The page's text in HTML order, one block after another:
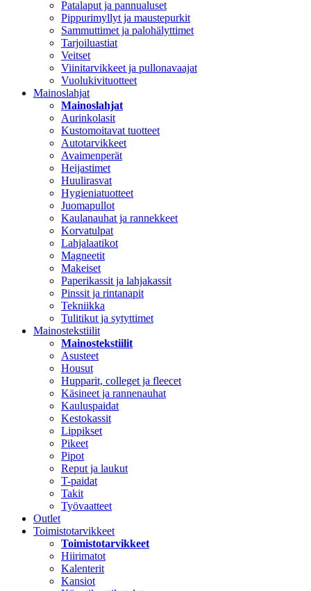
Patalaput ja pannualuset
Pippurimyllyt ja maustepurkit
Sammuttimet ja palohälyttimet
Tarjoiluastiat
Veitset
Viinitarvikkeet ja pullonavaajat
Vuolukivituotteet
Mainoslahjat
Mainoslahjat
Aurinkolasit
Kustomoitavat tuotteet
Autotarvikkeet
Avaimenperät
Heijastimet
Huulirasvat
Hygieniatuotteet
Juomapullot
Kaulanauhat ja rannekkeet
Korvatulpat
Lahjalaatikot
Magneetit
Makeiset
Paperikassit ja lahjakassit
Pinssit ja rintanapit
Tekniikka
Tulitikut ja sytyttimet
Mainostekstiilit
Mainostekstiilit
Asusteet
Housut
Hupparit, colleget ja fleecet
Käsineet ja rannenauhat
Kauluspaidat
Kestokassit
Lippikset
Pikeet
Pipot
Reput ja laukut
T-paidat
Takit
Työvaatteet
Outlet
Toimistotarvikkeet
Toimistotarvikkeet
Hiirimatot
Kalenterit
Kansiot